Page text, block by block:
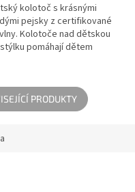
kolotoč s krásnými
pejsky z certifikované
Kolotoče nad dětskou
pomáhají dětem
PRODUKTY